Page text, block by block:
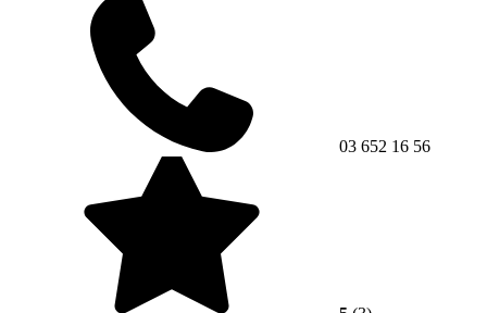
03 652 16 56